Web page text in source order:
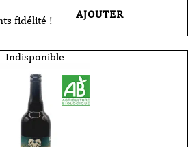
fidélité ! AJOUTER
Indisponible